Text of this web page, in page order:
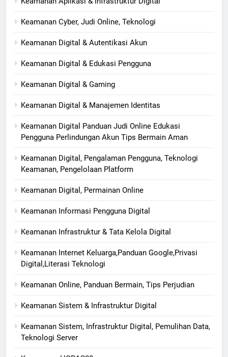
Keamanan Cyber, Judi Online, Teknologi
Keamanan Digital & Autentikasi Akun
Keamanan Digital & Edukasi Pengguna
Keamanan Digital & Gaming
Keamanan Digital & Manajemen Identitas
Keamanan Digital Panduan Judi Online Edukasi
Pengguna Perlindungan Akun Tips Bermain Aman
Keamanan Digital, Pengalaman Pengguna, Teknologi
Keamanan, Pengelolaan Platform
Keamanan Digital, Permainan Online
Keamanan Informasi Pengguna Digital
Keamanan Infrastruktur & Tata Kelola Digital
Keamanan Internet Keluarga,Panduan Google,Privasi
Digital,Literasi Teknologi
Keamanan Online, Panduan Bermain, Tips Perjudian
Keamanan Sistem & Infrastruktur Digital
Keamanan Sistem, Infrastruktur Digital, Pemulihan Data,
Teknologi Server